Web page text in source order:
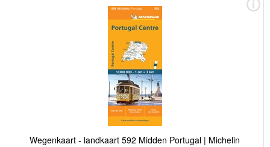
Wegenkaart - landkaart 592 Midden Portugal | Michelin